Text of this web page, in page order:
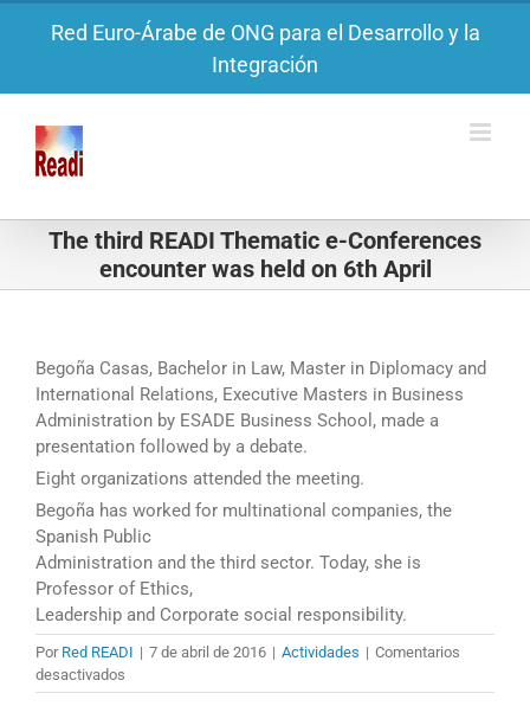
Red Euro-Árabe de ONG para el Desarrollo y la
Integración
The third READI Thematic e-Conferences
encounter was held on 6th April
Begoña Casas, Bachelor in Law, Master in Diplomacy and
International Relations, Executive Masters in Business
Administration by ESADE Business School, made a
presentation followed by a debate.
Eight organizations attended the meeting.
Begoña has worked for multinational companies, the
Spanish Public
Administration and the third sector. Today, she is
Professor of Ethics,
Leadership and Corporate social responsibility.
Por Red READI | 7 de abril de 2016 | Actividades | Comentarios
desactivados
The